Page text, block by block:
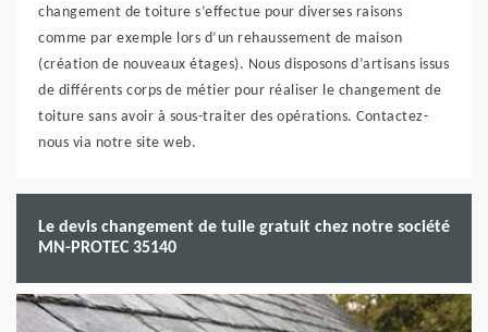
changement de toiture s’effectue pour diverses raisons
comme par exemple lors d’un rehaussement de maison
(création de nouveaux étages). Nous disposons d’artisans issus
de différents corps de métier pour réaliser le changement de
toiture sans avoir à sous-traiter des opérations. Contactez-
nous via notre site web.
Le devis changement de tuile gratuit chez notre société
MN-PROTEC 35140